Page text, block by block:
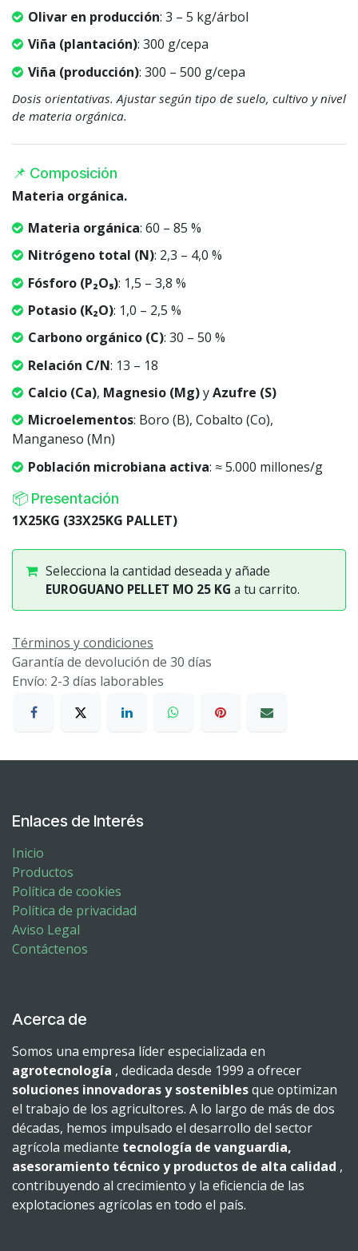
Olivar en producción: 3 – 5 kg/árbol
Viña (plantación): 300 g/cepa
Viña (producción): 300 – 500 g/cepa
Dosis orientativas. Ajustar según tipo de suelo, cultivo y nivel
de materia orgánica.
📌 Composición
Materia orgánica.
Materia orgánica: 60 – 85 %
Nitrógeno total (N): 2,3 – 4,0 %
Fósforo (P₂O₅): 1,5 – 3,8 %
Potasio (K₂O): 1,0 – 2,5 %
Carbono orgánico (C): 30 – 50 %
Relación C/N: 13 – 18
Calcio (Ca), Magnesio (Mg)yAzufre (S)
Microelementos: Boro (B), Cobalto (Co),
Manganeso (Mn)
Población microbiana activa: ≈ 5.000 millones/g
📦 Presentación
1X25KG (33X25KG PALLET)
Selecciona la cantidad deseada y añade
EUROGUANO PELLET MO 25 KG a tu carrito.
Términos y condiciones
Garantía de devolución de 30 días
Envío: 2-3 días laborables
Enlaces de Interés
Inicio
Productos
Política de cookies
Política de privacidad
Aviso Legal
Contáctenos
Acerca de
Somos una empresa líder especializada en
agrotecnología , dedicada desde 1999 a ofrecer
soluciones innovadoras y sosteniblesque optimizan
el trabajo de los agricultores. A lo largo de más de dos
décadas, hemos impulsado el desarrollo del sector
agrícola mediante tecnología de vanguardia,
asesoramiento técnico y productos de alta calidad ,
contribuyendo al crecimiento y la eficiencia de las
explotaciones agrícolas en todo el país.